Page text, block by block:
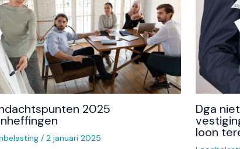
2025
/ 2 januari 2025
Dga
loon